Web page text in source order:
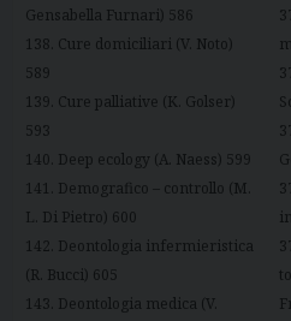
Gensabella Furnari) 586
138. Cure domiciliari (V. Noto)
589
139. Cure palliative (K. Golser)
593
140. Deep ecology (A. Naess) 599
141. Demografico – controllo (M.
L. Di Pietro) 600
142. Deontologia infermieristica
(R. Bucci) 605
143. Deontologia medica (V.